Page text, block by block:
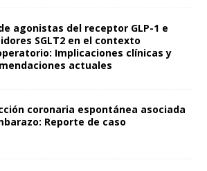
agonistas del receptor GLP-1 e
SGLT2 en el contexto
Implicaciones clínicas y
actuales
coronaria espontánea asociada
Reporte de caso